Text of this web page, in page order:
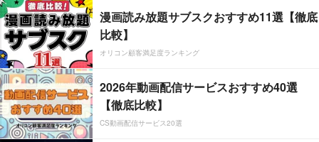
漫画読み放題サブスクおすすめ11選【徹底
比較】
オリコン顧客満足度ランキング
2026年動画配信サービスおすすめ40選
【徹底比較】
CS動画配信サービス20選